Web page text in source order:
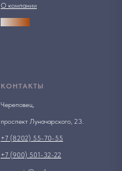
О компании
КОНТАКТЫ
Череповец,
проспект Луначарского, 23.
+7 (8202) 55-70-55
+7 (900) 501-32-22